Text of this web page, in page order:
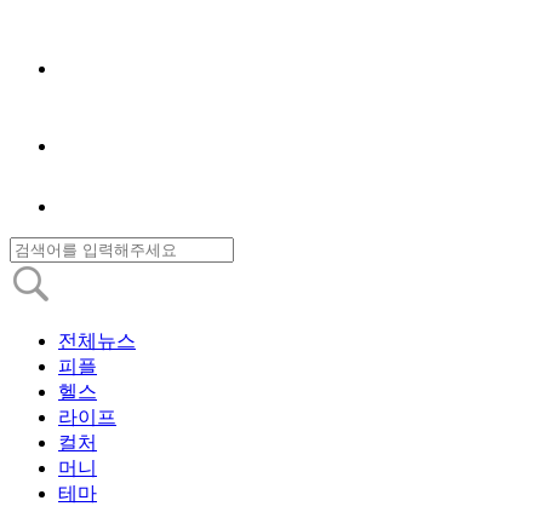
전체뉴스
피플
헬스
라이프
컬처
머니
테마